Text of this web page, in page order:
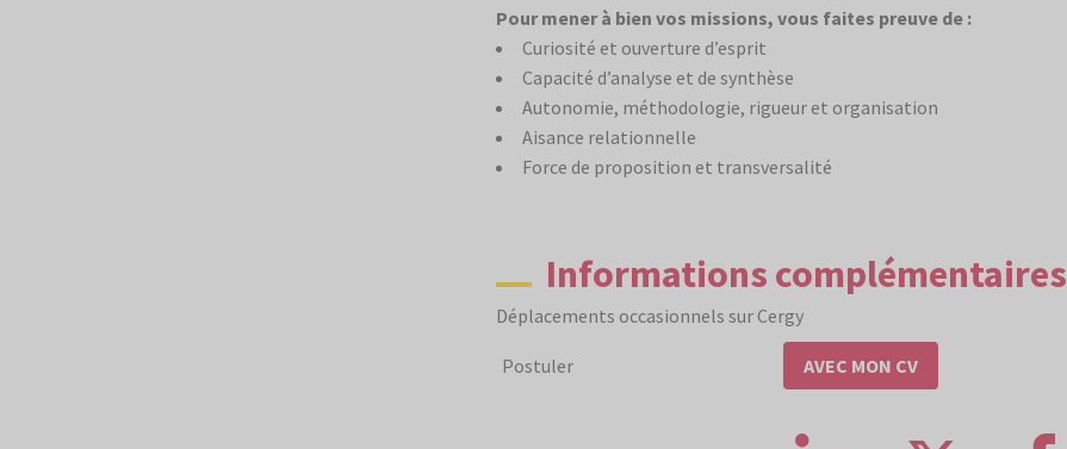
Pour mener à bien vos missions, vous faites preuve de :
Curiosité et ouverture d’esprit
Capacité d’analyse et de synthèse
Autonomie, méthodologie, rigueur et organisation
Aisance relationnelle
Force de proposition et transversalité
Informations complémentaires
Déplacements occasionnels sur Cergy
Postuler POSTULER
AVEC MON CV